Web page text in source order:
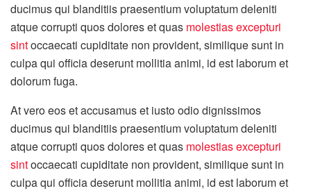
ducimus qui blanditiis praesentium voluptatum deleniti
atque corrupti quos dolores et quas molestias excepturi
sintoccaecati cupiditate non provident, similique sunt in
culpa qui officia deserunt mollitia animi, id est laborum et
dolorum fuga.
At vero eos et accusamus et iusto odio dignissimos
ducimus qui blanditiis praesentium voluptatum deleniti
atque corrupti quos dolores et quas molestias excepturi
sintoccaecati cupiditate non provident, similique sunt in
culpa qui officia deserunt mollitia animi, id est laborum et